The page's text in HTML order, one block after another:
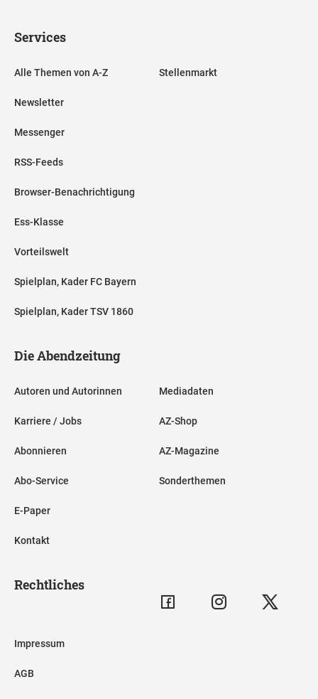
Services
Alle Themen von A-Z
Newsletter
Messenger
RSS-Feeds
Browser-Benachrichtigung
Ess-Klasse
Vorteilswelt
Spielplan, Kader FC Bayern
Spielplan, Kader TSV 1860
Stellenmarkt
Die Abendzeitung
Autoren und Autorinnen
Karriere / Jobs
Abonnieren
Abo-Service
E-Paper
Kontakt
Mediadaten
AZ-Shop
AZ-Magazine
Sonderthemen
Rechtliches
Impressum
AGB